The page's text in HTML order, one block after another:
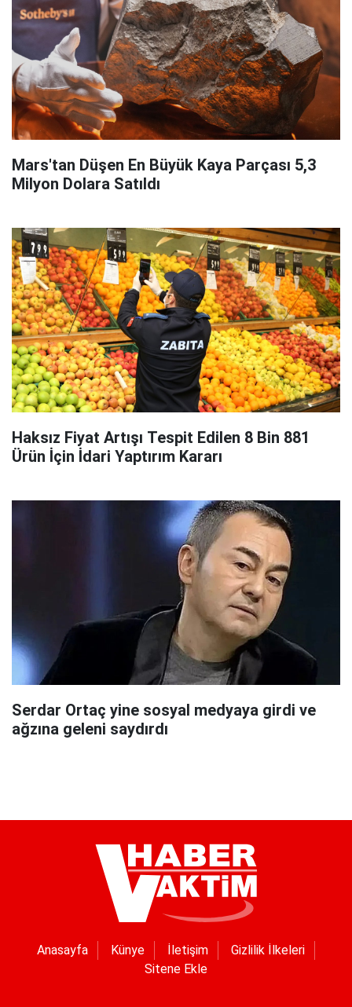
Mars'tan Düşen En Büyük Kaya Parçası 5,3
Milyon Dolara Satıldı
Haksız Fiyat Artışı Tespit Edilen 8 Bin 881
Ürün İçin İdari Yaptırım Kararı
Serdar Ortaç yine sosyal medyaya girdi ve
ağzına geleni saydırdı
Anasayfa Künye İletişim
Gizlilik İlkeleri
Sitene Ekle